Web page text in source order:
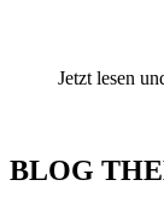
Jetzt lesen
BLOG